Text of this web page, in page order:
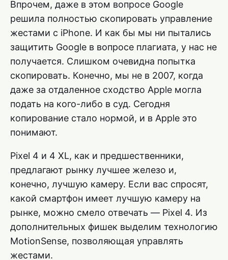
Впрочем, даже в этом вопросе Google
решила полностью скопировать управление
жестами с iPhone. И как бы мы ни пытались
защитить Google в вопросе плагиата, у нас не
получается. Слишком очевидна попытка
скопировать. Конечно, мы не в 2007, когда
даже за отдаленное сходство Apple могла
подать на кого-либо в суд. Сегодня
копирование стало нормой, и в Apple это
понимают.
Pixel 4 и 4 XL, как и предшественники,
предлагают рынку лучшее железо и,
конечно, лучшую камеру. Если вас спросят,
какой смартфон имеет лучшую камеру на
рынке, можно смело отвечать — Pixel 4. Из
дополнительных фишек выделим технологию
MotionSense, позволяющая управлять
жестами.